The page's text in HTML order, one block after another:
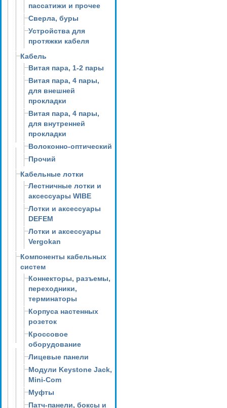
пассатижи и прочее
Сверла, буры
Устройства для
протяжки кабеля
Кабель
Витая пара, 1-2 пары
Витая пара, 4 пары,
для внешней
прокладки
Витая пара, 4 пары,
для внутренней
прокладки
Волоконно-оптический
Прочий
Кабельные лотки
Лестничные лотки и
аксессуары WIBE
Лотки и аксессуары
DEFEM
Лотки и аксессуары
Vergokan
Компоненты кабельных
систем
Коннекторы, разъемы,
переходники,
терминаторы
Корпуса настенных
розеток
Кроссовое
оборудование
Лицевые панели
Модули Keystone Jack,
Mini-Com
Муфты
Патч-панели, боксы и